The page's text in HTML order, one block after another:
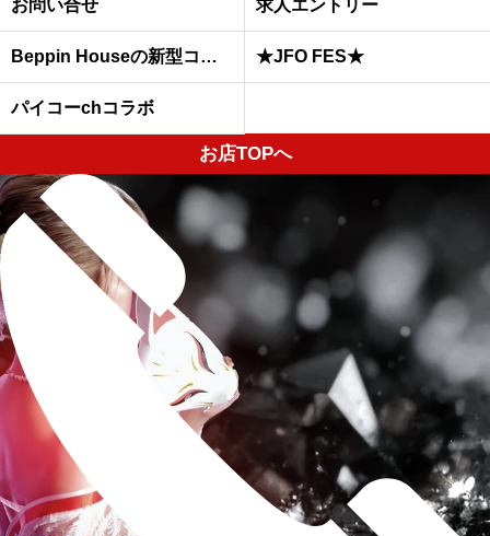
お問い合せ 求人エントリー
Beppin Houseの新型コロナウイルスへの予防対策について ★JFO FES★
パイコーchコラボ
お店TOPへ